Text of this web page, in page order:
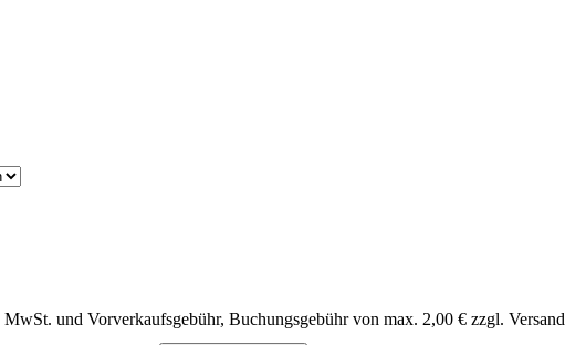
und Vorverkaufsgebühr, Buchungsgebühr von max. 2,00 € zzgl.